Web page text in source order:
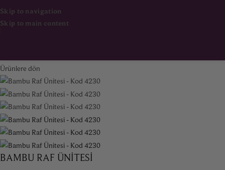
Skip to navigation
Skip to main content
Ürünlere dön
BAMBU RAF ÜNITESI